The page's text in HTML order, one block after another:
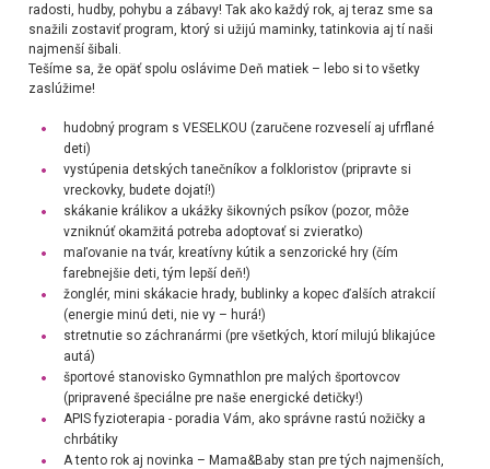
radosti, hudby, pohybu a zábavy! Tak ako každý rok, aj teraz sme sa
snažili zostaviť program, ktorý si užijú maminky, tatinkovia aj tí naši
najmenší šibali.
Tešíme sa, že opäť spolu oslávime Deň matiek – lebo si to všetky
zaslúžime!
hudobný program s VESELKOU (zaručene rozveselí aj ufrflané
deti)
vystúpenia detských tanečníkov a folkloristov (pripravte si
vreckovky, budete dojatí!)
skákanie králikov a ukážky šikovných psíkov (pozor, môže
vzniknúť okamžitá potreba adoptovať si zvieratko)
maľovanie na tvár, kreatívny kútik a senzorické hry (čím
farebnejšie deti, tým lepší deň!)
žonglér, mini skákacie hrady, bublinky a kopec ďalších atrakcií
(energie minú deti, nie vy – hurá!)
stretnutie so záchranármi (pre všetkých, ktorí milujú blikajúce
autá)
športové stanovisko Gymnathlon pre malých športovcov
(pripravené špeciálne pre naše energické detičky!)
APIS fyzioterapia - poradia Vám, ako správne rastú nožičky a
chrbátiky
A tento rok aj novinka – Mama&Baby stan pre tých najmenších,